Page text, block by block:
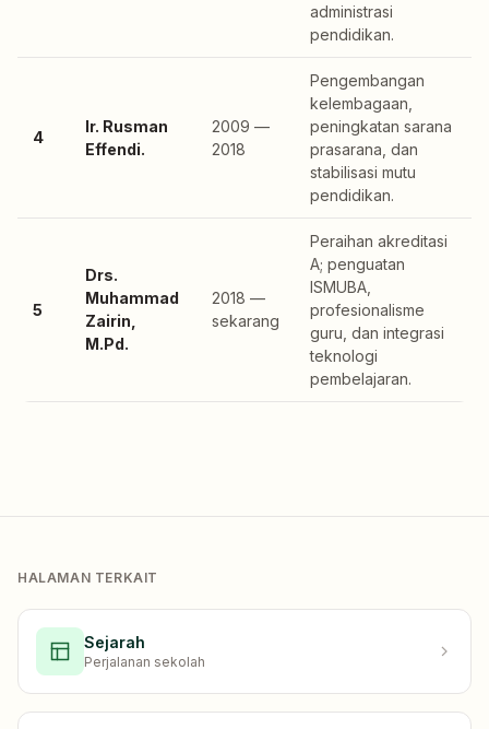
administrasi
pendidikan.
4
Ir. Rusman
Effendi.
2009 —
2018
Pengembangan
kelembagaan,
peningkatan sarana
prasarana, dan
stabilisasi mutu
pendidikan.
5
Drs.
Muhammad
Zairin,
M.Pd.
2018 —
sekarang
Peraihan akreditasi
A; penguatan
ISMUBA,
profesionalisme
guru, dan integrasi
teknologi
pembelajaran.
HALAMAN TERKAIT
Sejarah
Perjalanan sekolah